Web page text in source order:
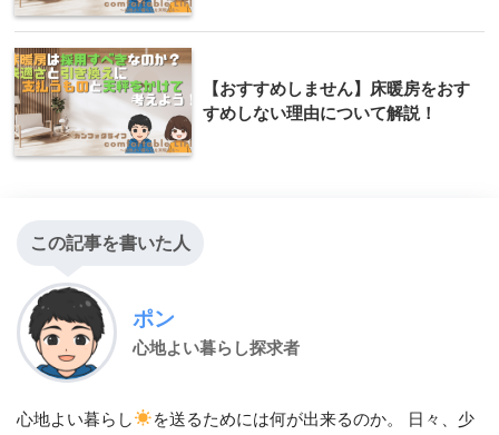
【おすすめしません】床暖房をおす
すめしない理由について解説！
この記事を書いた人
ポン
心地よい暮らし探求者
心地よい暮らし
を送るためには何が出来るのか。 日々、少